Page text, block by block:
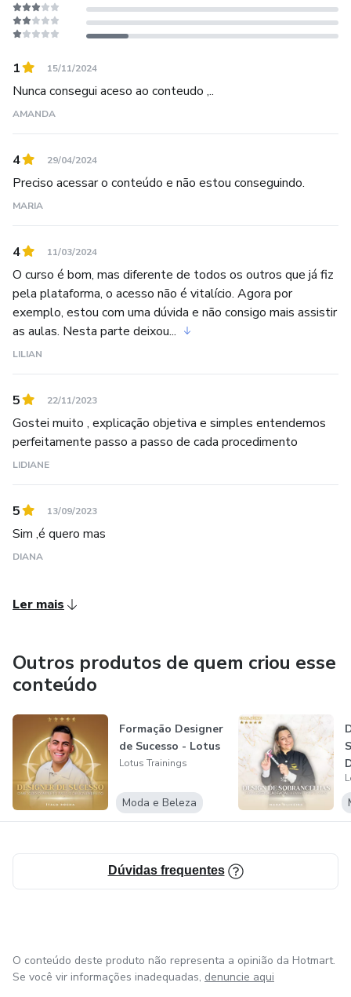
1 15/11/2024
Nunca consegui aceso ao conteudo ,..
AMANDA
4 29/04/2024
Preciso acessar o conteúdo e não estou conseguindo.
MARIA
4 11/03/2024
O curso é bom, mas diferente de todos os outros que já fiz
pela plataforma, o acesso não é vitalício. Agora por
exemplo, estou com uma dúvida e não consigo mais assistir
as aulas. Nesta parte deixou...
LILIAN
5 22/11/2023
Gostei muito , explicação objetiva e simples entendemos
perfeitamente passo a passo de cada procedimento
LIDIANE
5 13/09/2023
Sim ,é quero mas
DIANA
Ler mais
Outros produtos de quem criou esse
conteúdo
Formação Designer
de Sucesso - Lotus
Lotus Trainings
Moda e Beleza
Dúvidas frequentes
O conteúdo deste produto não representa a opinião da Hotmart.
Se você vir informações inadequadas, denuncie aqui